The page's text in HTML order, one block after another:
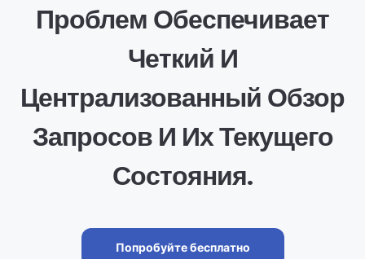
Проблем Обеспечивает
Четкий И
Централизованный Обзор
Запросов И Их Текущего
Состояния.
Попробуйте бесплатно